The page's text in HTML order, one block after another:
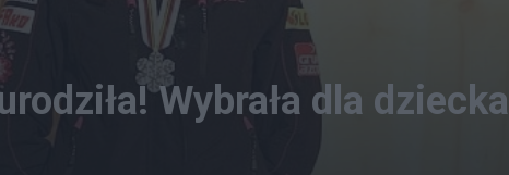
Wybrała dla dziecka